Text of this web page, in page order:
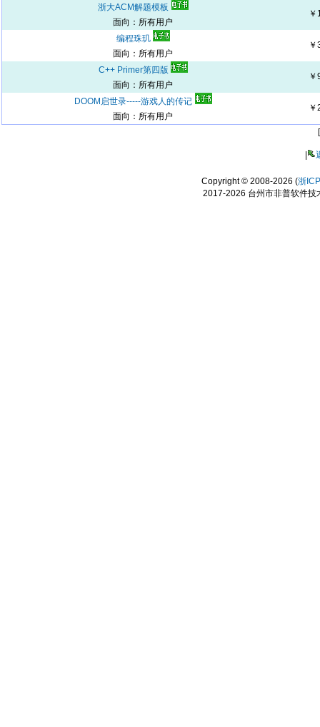
浙大ACM解题模板
面向：所有用户
￥
编程珠玑
面向：所有用户
￥
C++ Primer第四版
面向：所有用户
￥
DOOM启世录-----游戏人的传记
面向：所有用户
￥
Copyright © 2008-2026 (浙
2017-2026 台州市非普软件